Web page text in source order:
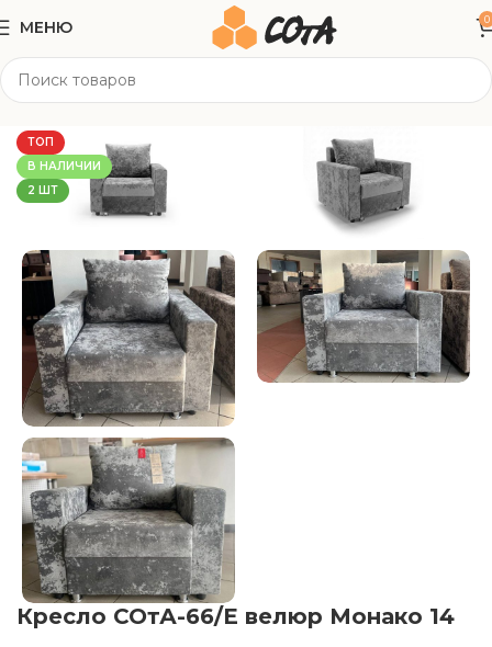
МЕНЮ 0
Мягкая мебель
ТОП
В НАЛИЧИИ
2 ШТ
Кресло СОтА-66/Е велюр Монако 14